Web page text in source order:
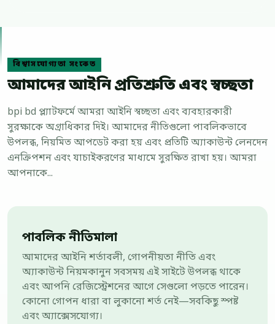
বিশ্বাসযোগ্যতা সংকেত
আমাদের আইনি প্রতিশ্রুতি এবং স্বচ্ছতা
bpi bd প্ল্যাটফর্মে আমরা আইনি স্বচ্ছতা এবং ব্যবহারকারী
সুরক্ষাকে অগ্রাধিকার দিই। আমাদের নীতিগুলো পাবলিকভাবে
উপলব্ধ, নিয়মিত আপডেট করা হয় এবং প্রতিটি অ্যাকাউন্ট লেনদেন
এনক্রিপশন এবং যাচাইকরণের মাধ্যমে সুরক্ষিত রাখা হয়। আমরা
আপনাকে...
পাবলিক নীতিমালা
আমাদের আইনি শর্তাবলী, গোপনীয়তা নীতি এবং
অ্যাকাউন্ট নিয়মকানুন সবসময় এই সাইটে উপলব্ধ থাকে
এবং আপনি রেজিস্ট্রেশনের আগে সেগুলো পড়তে পারেন।
কোনো গোপন ধারা বা লুকানো শর্ত নেই—সবকিছু স্পষ্ট
এবং অ্যাক্সেসযোগ্য।